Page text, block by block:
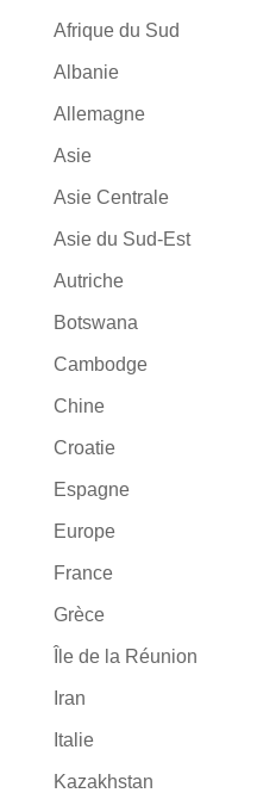
Afrique du Sud
Albanie
Allemagne
Asie
Asie Centrale
Asie du Sud-Est
Autriche
Botswana
Cambodge
Chine
Croatie
Espagne
Europe
France
Grèce
Île de la Réunion
Iran
Italie
Kazakhstan